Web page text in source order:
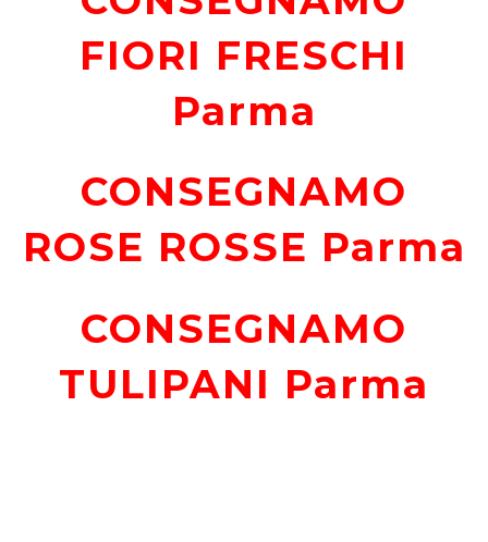
FIORI FRESCHI
Parma
CONSEGNAMO
ROSE ROSSE Parma
CONSEGNAMO
TULIPANI Parma